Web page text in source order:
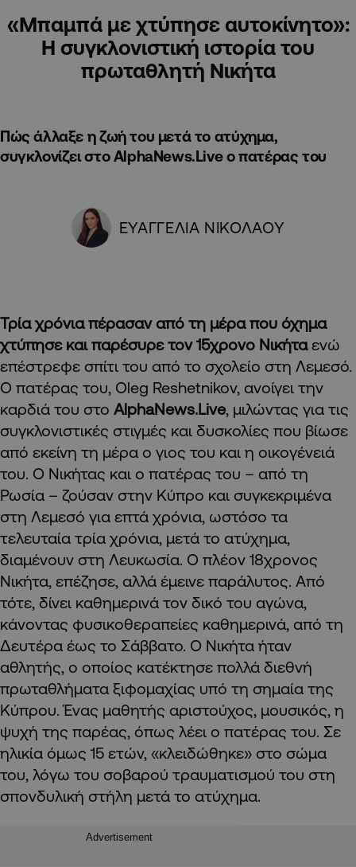
«Μπαμπά με χτύπησε αυτοκίνητο»:
Η συγκλονιστική ιστορία του
πρωταθλητή Νικήτα
Πώς άλλαξε η ζωή του μετά το ατύχημα,
συγκλονίζει στο AlphaNews.Live ο πατέρας του
ΕΥΑΓΓΕΛΙΑ ΝΙΚΟΛΑΟΥ
Τρία χρόνια πέρασαν από τη μέρα που όχημα
χτύπησε και παρέσυρε τον 15χρονο Νικήταενώ
επέστρεφε σπίτι του από το σχολείο στη Λεμεσό.
Ο πατέρας του, Oleg Reshetnikov, ανοίγει την
καρδιά του στο AlphaNews.Live, μιλώντας για τις
συγκλονιστικές στιγμές και δυσκολίες που βίωσε
από εκείνη τη μέρα ο γιος του και η οικογένειά
του. Ο Νικήτας και ο πατέρας του – από τη
Ρωσία – ζούσαν στην Κύπρο και συγκεκριμένα
στη Λεμεσό για επτά χρόνια, ωστόσο τα
τελευταία τρία χρόνια, μετά το ατύχημα,
διαμένουν στη Λευκωσία. Ο πλέον 18χρονος
Νικήτα, επέζησε, αλλά έμεινε παράλυτος. Από
τότε, δίνει καθημερινά τον δικό του αγώνα,
κάνοντας φυσικοθεραπείες καθημερινά, από τη
Δευτέρα έως το Σάββατο. Ο Νικήτα ήταν
αθλητής, ο οποίος κατέκτησε πολλά διεθνή
πρωταθλήματα ξιφομαχίας υπό τη σημαία της
Κύπρου. Ένας μαθητής αριστούχος, μουσικός, η
ψυχή της παρέας, όπως λέει ο πατέρας του. Σε
ηλικία όμως 15 ετών, «κλειδώθηκε» στο σώμα
του, λόγω του σοβαρού τραυματισμού του στη
σπονδυλική στήλη μετά το ατύχημα.
Advertisement